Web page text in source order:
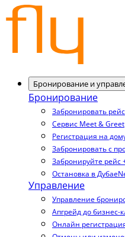
Бронирование и
Бронирование
Забронировать рейс
Сервис Meet & Greet
Регистрация на
Забронировать с
Забронируйте рейс
Остановка в Дубае
Управление
Управление
Апгрейд до бизнес-
Онлайн